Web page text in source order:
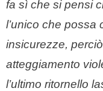
fa sì che si pensi
l’unico che possa
insicurezze,
atteggiamento
l’ultimo ritornello